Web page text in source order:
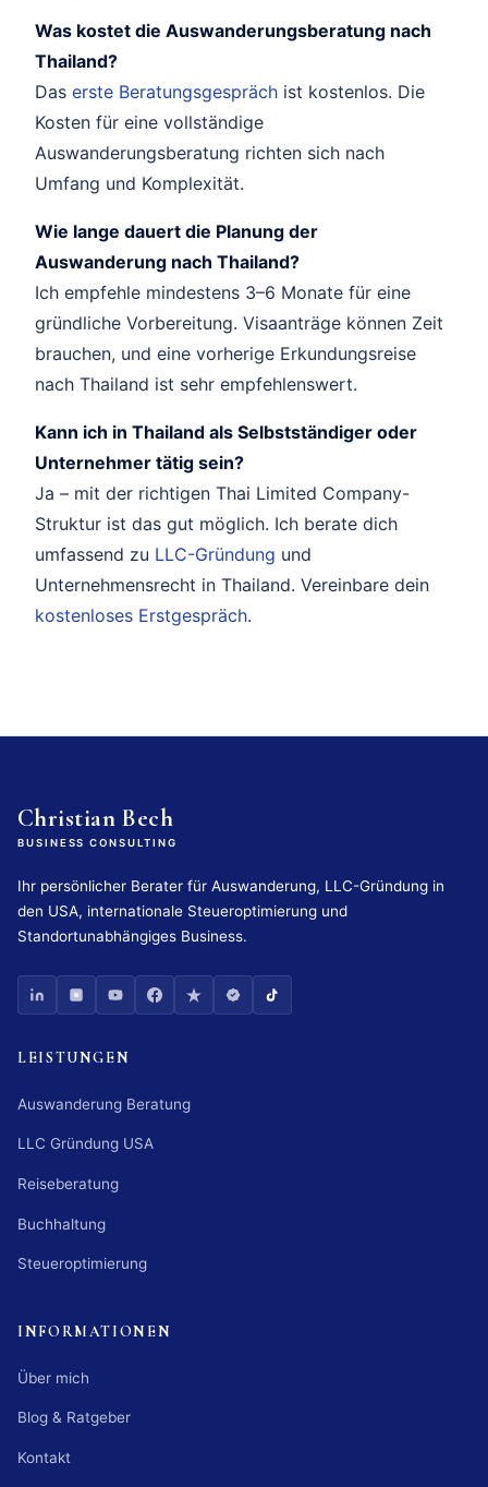
Was kostet die Auswanderungsberatung nach
Thailand?
Das erste Beratungsgespräch ist kostenlos. Die
Kosten für eine vollständige
Auswanderungsberatung richten sich nach
Umfang und Komplexität.
Wie lange dauert die Planung der
Auswanderung nach Thailand?
Ich empfehle mindestens 3–6 Monate für eine
gründliche Vorbereitung. Visaanträge können Zeit
brauchen, und eine vorherige Erkundungsreise
nach Thailand ist sehr empfehlenswert.
Kann ich in Thailand als Selbstständiger oder
Unternehmer tätig sein?
Ja – mit der richtigen Thai Limited Company-
Struktur ist das gut möglich. Ich berate dich
umfassend zu LLC-Gründung und
Unternehmensrecht in Thailand. Vereinbare dein
kostenloses Erstgespräch.
Christian Bech
BUSINESS CONSULTING
Ihr persönlicher Berater für Auswanderung, LLC-Gründung in
den USA, internationale Steueroptimierung und
Standortunabhängiges Business.
LEISTUNGEN
Auswanderung Beratung
LLC Gründung USA
Reiseberatung
Buchhaltung
Steueroptimierung
INFORMATIONEN
Über mich
Blog & Ratgeber
Kontakt